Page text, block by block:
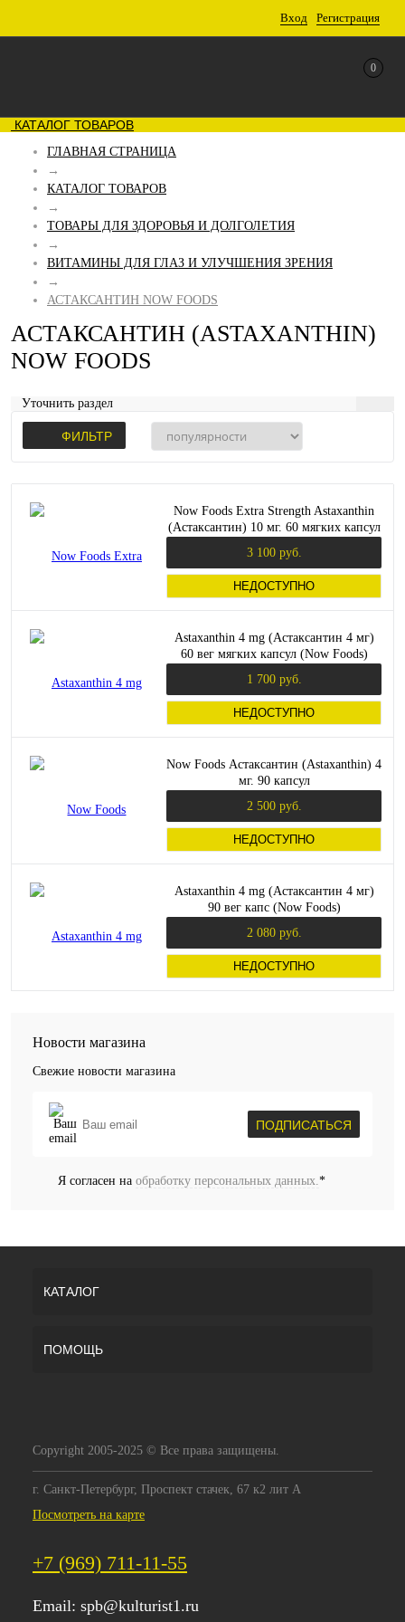
Вход Регистрация
0
КАТАЛОГ ТОВАРОВ
ГЛАВНАЯ СТРАНИЦА
→
КАТАЛОГ ТОВАРОВ
→
ТОВАРЫ ДЛЯ ЗДОРОВЬЯ И ДОЛГОЛЕТИЯ
→
ВИТАМИНЫ ДЛЯ ГЛАЗ И УЛУЧШЕНИЯ ЗРЕНИЯ
→
АСТАКСАНТИН NOW FOODS
АСТАКСАНТИН (ASTAXANTHIN)
NOW FOODS
Уточнить раздел
ФИЛЬТР
Now Foods Extra Strength Astaxanthin
(Астаксантин) 10 мг. 60 мягких капсул
3 100 руб.
НЕДОСТУПНО
Astaxanthin 4 mg (Астаксантин 4 мг)
60 вег мягких капсул (Now Foods)
1 700 руб.
НЕДОСТУПНО
Now Foods Астаксантин (Astaxanthin) 4
мг. 90 капсул
2 500 руб.
НЕДОСТУПНО
Astaxanthin 4 mg (Астаксантин 4 мг)
90 вег капс (Now Foods)
2 080 руб.
НЕДОСТУПНО
Новости магазина
Свежие новости магазина
ПОДПИСАТЬСЯ
Я согласен на обработку персональных данных. *
КАТАЛОГ
ПОМОЩЬ
Copyright 2005-2025 © Все права защищены.
г. Санкт-Петербург, Проспект стачек, 67 к2 лит А
Посмотреть на карте
+7 (969) 711-11-55
Email: spb@kulturist1.ru